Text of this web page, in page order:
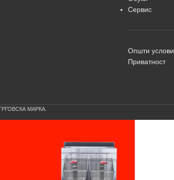
Сервис
Општи услови
Приватност
МАРКА.